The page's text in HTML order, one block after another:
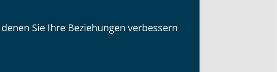
Sie Ihre Beziehungen verbessern